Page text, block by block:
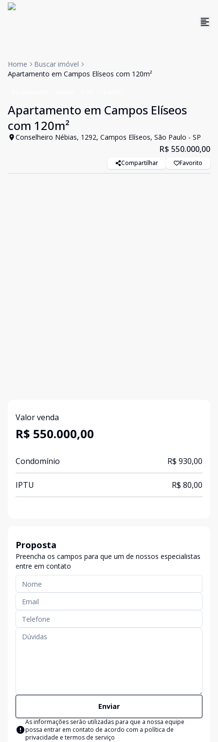
Home
Buscar imóvel
Apartamento em Campos Elíseos com 120m²
Apartamento em Campos Elíseos
com 120m²
Conselheiro Nébias, 1292, Campos Elíseos, São Paulo - SP
R$ 550.000,00
Compartilhar Favorito
Valor venda
R$ 550.000,00
Condomínio R$ 930,00
IPTU R$ 80,00
Proposta
Preencha os campos para que um de nossos especialistas
entre em contato
Enviar
As informações serão utilizadas para que a nossa equipe
possa entrar em contato de acordo com a política de
privacidade e termos de serviço